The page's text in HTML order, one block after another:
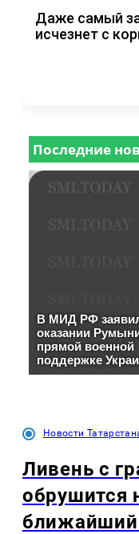
Даже самый
исчезнет с
Новости
Ливень с
обрушится
ближайший